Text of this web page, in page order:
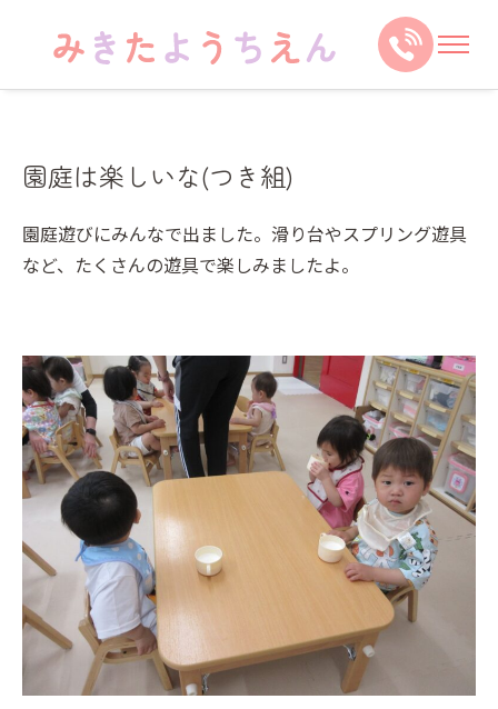
園庭は楽しいな(つき組)
園庭遊びにみんなで出ました。滑り台やスプリング遊具
など、たくさんの遊具で楽しみましたよ。